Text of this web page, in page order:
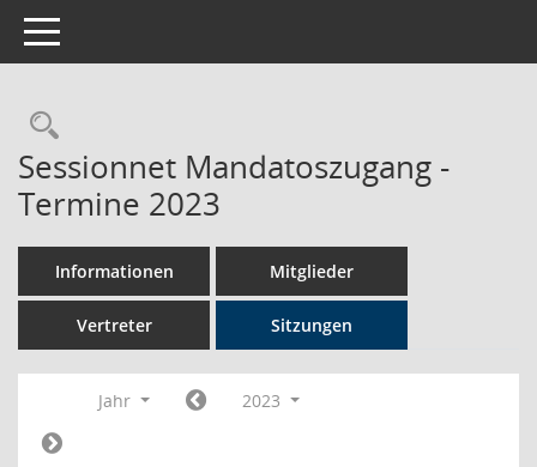
Toggle navigation
Rechercheauswahl
Sessionnet Mandatoszugang -
Termine 2023
Informationen Mitglieder
Vertreter Sitzungen
Jahr 2023